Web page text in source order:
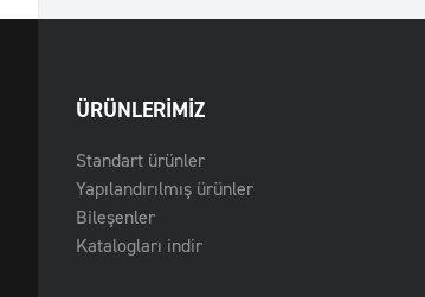
ÜRÜNLERIMIZ
Standart ürünler
Yapılandırılmış ürünler
Bileşenler
Katalogları indir